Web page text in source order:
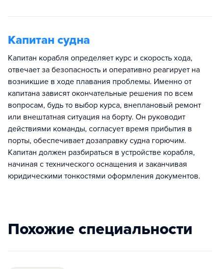
Капитан судна
Капитан корабля определяет курс и скорость хода,
отвечает за безопасность и оперативно реагирует на
возникшие в ходе плавания проблемы. Именно от
капитана зависят окончательные решения по всем
вопросам, будь то выбор курса, внеплановый ремонт
или внештатная ситуация на борту. Он руководит
действиями команды, согласует время прибытия в
порты, обеспечивает дозаправку судна горючим.
Капитан должен разбираться в устройстве корабля,
начиная с технического оснащения и заканчивая
юридическими тонкостями оформления документов.
Похожие специальности